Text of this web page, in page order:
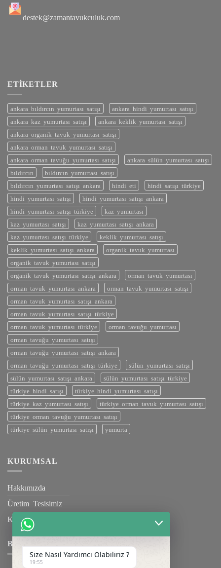
destek@zamantavukculuk.com
ETIKETLER
ankara bıldırcın yumurtası satışı
ankara hindi yumurtası satışı
ankara kaz yumurtası satışı
ankara keklik yumurtası satışı
ankara organik tavuk yumurtası satışı
ankara orman tavuk yumurtası satışı
ankara orman tavuğu yumurtası satışı
ankara sülün yumurtası satışı
bıldırcın
bıldırcın yumurtası satışı
bıldırcın yumurtası satışı ankara
hindi eti
hindi satışı türkiye
hindi yumurtası satışı
hindi yumurtası satışı ankara
hindi yumurtası satışı türkiye
kaz yumurtası
kaz yumurtası satışı
kaz yumurtası satışı ankara
kaz yumurtası satışı türkiye
keklik yumurtası satışı
keklik yumurtası satışı ankara
organik tavuk yumurtası
organik tavuk yumurtası satışı
organik tavuk yumurtası satışı ankara
orman tavuk yumurtası
orman tavuk yumurtası ankara
orman tavuk yumurtası satışı
orman tavuk yumurtası satışı ankara
orman tavuk yumurtası satışı türkiye
orman tavuk yumurtası türkiye
orman tavuğu yumurtası
orman tavuğu yumurtası satışı
orman tavuğu yumurtası satışı ankara
orman tavuğu yumurtası satışı türkiye
sülün yumurtası satışı
sülün yumurtası satışı ankara
sülün yumurtası satışı türkiye
türkiye hindi satışı
türkiye hindi yumurtası satışı
türkiye kaz yumurtası satışı
türkiye orman tavuk yumurtası satışı
türkiye orman tavuğu yumurtası satışı
türkiye sülün yumurtası satışı
yumurta
KURUMSAL
Hakkımızda
Üretim Tesisimiz
Kalite Belgelerimiz
BILGILENDIRME
Size Nasıl Yardımcı Olabiliriz ?
19:55